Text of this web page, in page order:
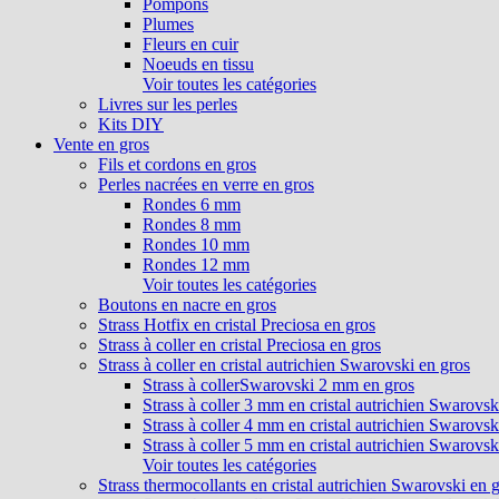
Pompons
Plumes
Fleurs en cuir
Noeuds en tissu
Voir toutes les catégories
Livres sur les perles
Kits DIY
Vente en gros
Fils et cordons en gros
Perles nacrées en verre en gros
Rondes 6 mm
Rondes 8 mm
Rondes 10 mm
Rondes 12 mm
Voir toutes les catégories
Boutons en nacre en gros
Strass Hotfix en cristal Preciosa en gros
Strass à coller en cristal Preciosa en gros
Strass à coller en cristal autrichien Swarovski en gros
Strass à collerSwarovski 2 mm en gros
Strass à coller 3 mm en cristal autrichien
Strass à coller 4 mm en cristal autrichien
Strass à coller 5 mm en cristal autrichien
Voir toutes les catégories
Strass thermocollants en cristal autrichien Swarovski en